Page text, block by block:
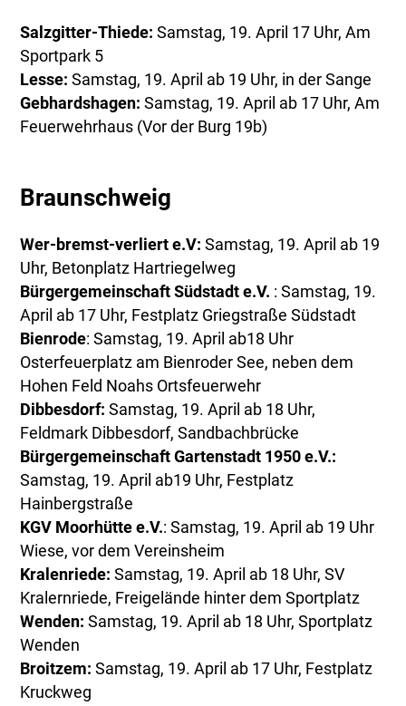
Salzgitter-Thiede:Samstag, 19. April 17 Uhr, Am
Sportpark 5
Lesse: Samstag, 19. April ab 19 Uhr, in der Sange
Gebhardshagen: Samstag, 19. April ab 17 Uhr, Am
Feuerwehrhaus (Vor der Burg 19b)
Braunschweig
Wer-bremst-verliert e.V:Samstag, 19. April ab 19
Uhr, Betonplatz Hartriegelweg
Bürgergemeinschaft Südstadt e.V. : Samstag, 19.
April ab 17 Uhr, Festplatz Griegstraße Südstadt
Bienrode: Samstag, 19. April ab18 Uhr
Osterfeuerplatz am Bienroder See, neben dem
Hohen Feld Noahs Ortsfeuerwehr
Dibbesdorf:Samstag, 19. April ab 18 Uhr,
Feldmark Dibbesdorf, Sandbachbrücke
Bürgergemeinschaft Gartenstadt 1950 e.V.:
Samstag, 19. April ab19 Uhr, Festplatz
Hainbergstraße
KGV Moorhütte e.V.: Samstag, 19. April ab 19 Uhr
Wiese, vor dem Vereinsheim
Kralenriede: Samstag, 19. April ab 18 Uhr, SV
Kralernriede, Freigelände hinter dem Sportplatz
Wenden: Samstag, 19. April ab 18 Uhr, Sportplatz
Wenden
Broitzem: Samstag, 19. April ab 17 Uhr, Festplatz
Kruckweg